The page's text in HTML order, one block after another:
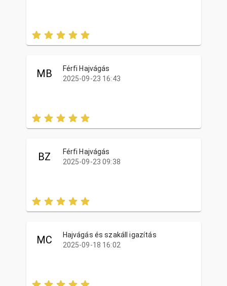
MB
Férfi Hajvágás
2025-09-23 16:43
BZ
Férfi Hajvágás
2025-09-23 09:38
MC
Hajvágás és szakáll igazítás
2025-09-18 16:02